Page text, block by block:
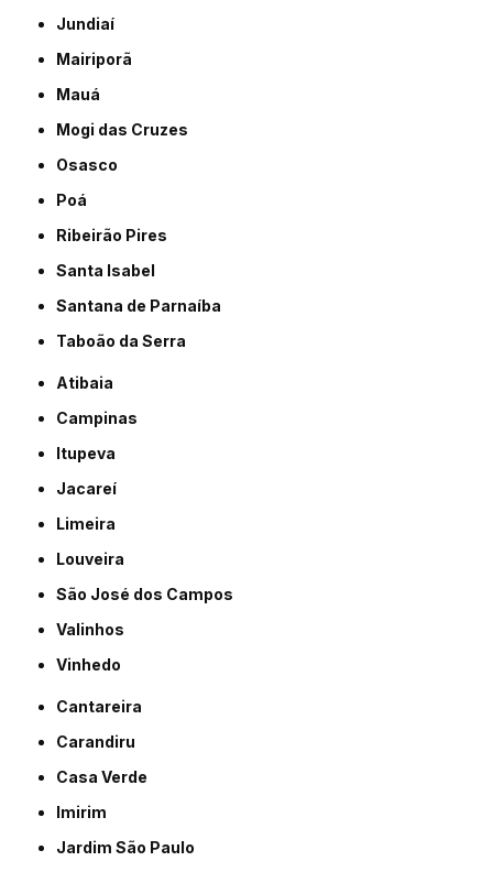
Jundiaí
Mairiporã
Mauá
Mogi das Cruzes
Osasco
Poá
Ribeirão Pires
Santa Isabel
Santana de Parnaíba
Taboão da Serra
Atibaia
Campinas
Itupeva
Jacareí
Limeira
Louveira
São José dos Campos
Valinhos
Vinhedo
Cantareira
Carandiru
Casa Verde
Imirim
Jardim São Paulo